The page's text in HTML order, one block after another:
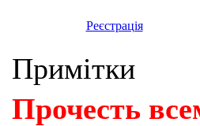
Реєстрація
Примітки
Прочесть